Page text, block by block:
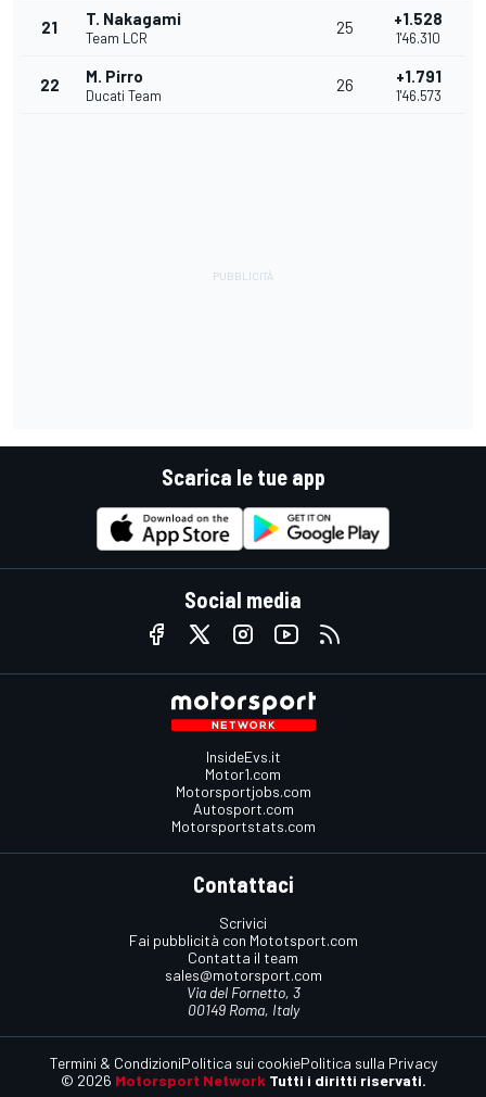
21 T. Nakagami
Team LCR
25 +1.528
1'46.310
22 M. Pirro
Ducati Team
26 +1.791
1'46.573
Scarica le tue app
Social media
InsideEvs.it
Motor1.com
Motorsportjobs.com
Autosport.com
Motorsportstats.com
Contattaci
Scrivici
Fai pubblicità con Mototsport.com
Contatta il team
sales@motorsport.com
Via del Fornetto, 3
00149 Roma, Italy
© 2026 Motorsport Network Tutti i diritti riservati.
Termini & CondizioniPolitica sui cookiePolitica sulla Privacy